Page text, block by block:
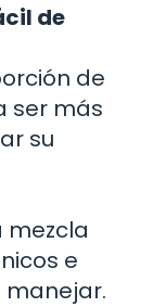
de
de
ser más
su
mezcla
e
manejar.